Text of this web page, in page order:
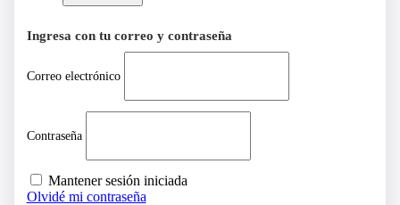
Ingresa con tu correo y contraseña
Correo electrónico
Contraseña
Mantener sesión iniciada
Olvidé mi contraseña